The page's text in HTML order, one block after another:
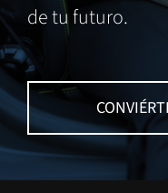
de tu futuro.